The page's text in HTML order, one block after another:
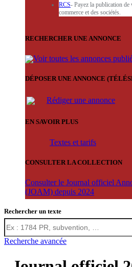
RCS- Payez la publication
commerce et des sociétés.
RECHERCHER UNE ANNONCE
Voir toutes les annonces
DÉPOSER UNE ANNONCE
Rédiger une annonce
EN SAVOIR PLUS
Textes et tarifs
CONSULTER LA COLLECTION
Consulter le Journal officiel
(JOAM) depuis 2024
Rechercher un texte
Recherche avancée